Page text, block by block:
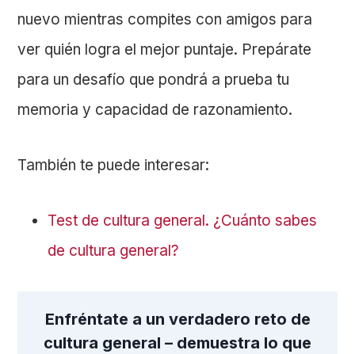
nuevo mientras compites con amigos para
ver quién logra el mejor puntaje. Prepárate
para un desafío que pondrá a prueba tu
memoria y capacidad de razonamiento.
También te puede interesar:
Test de cultura general. ¿Cuánto sabes
de cultura general?
Enfréntate a un verdadero reto de
cultura general – demuestra lo que